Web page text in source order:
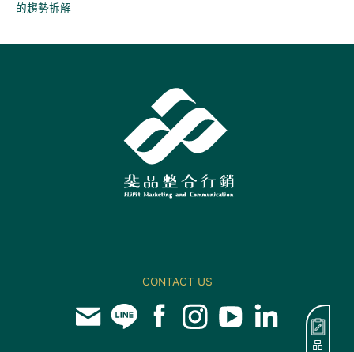
的趨勢拆解
品
CONTACT US